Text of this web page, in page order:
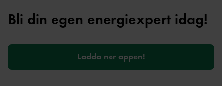
Bli din egen energiexpert idag!
Ladda ner appen!